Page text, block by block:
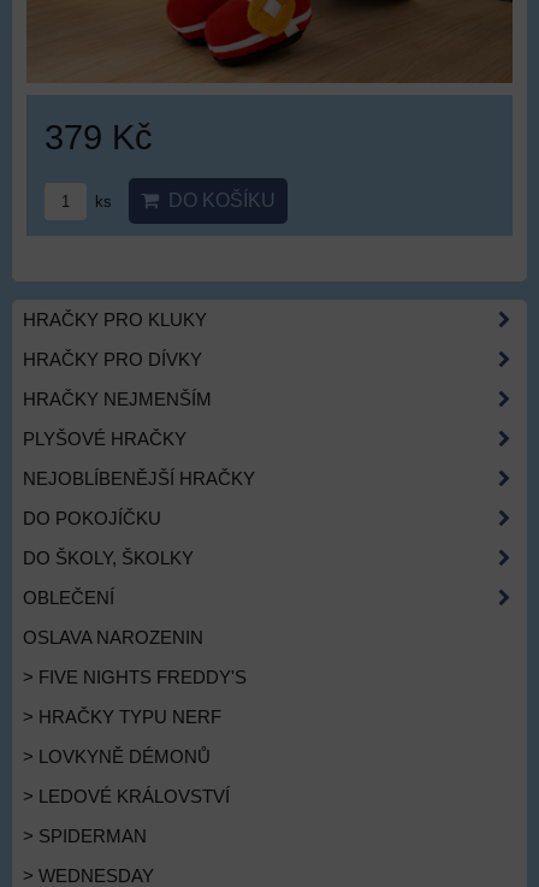
379 Kč
ks DO KOŠÍKU
HRAČKY PRO KLUKY
HRAČKY PRO DÍVKY
HRAČKY NEJMENŠÍM
PLYŠOVÉ HRAČKY
NEJOBLÍBENĚJŠÍ HRAČKY
DO POKOJÍČKU
DO ŠKOLY, ŠKOLKY
OBLEČENÍ
OSLAVA NAROZENIN
> FIVE NIGHTS FREDDY'S
> HRAČKY TYPU NERF
> LOVKYNĚ DÉMONŮ
> LEDOVÉ KRÁLOVSTVÍ
> SPIDERMAN
> WEDNESDAY